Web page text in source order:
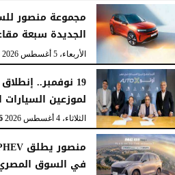
الأربعاء، 5 أغسطس 2026
مجموعة منصور
الجديدة سبعة
الأربعاء، 5 أغسطس 2026
19 نوفمبر..
لموزعين
الثلاثاء، 4 أغسطس 2026
في السوق